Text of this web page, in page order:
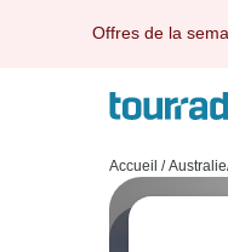
Offres de la
Accueil /